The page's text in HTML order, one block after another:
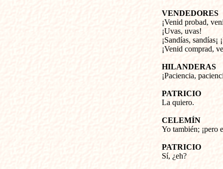
VENDEDORES
¡Venid probad,
¡Uvas, uvas!
¡Sandías, sandías¡
¡Venid comprad,
HILANDERAS
¡Paciencia,
PATRICIO
La quiero.
CELEMÍN
Yo también; ¡pero
PATRICIO
Sí, ¿eh?